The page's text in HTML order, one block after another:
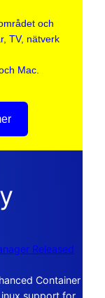
och
TV, nätverk
Mac.
Released
Container